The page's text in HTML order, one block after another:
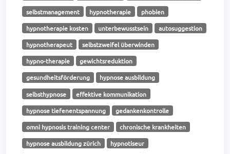
selbstmanagement hypnotherapie phobien
hypnotherapie kosten unterbewusstsein autosuggestion
hypnotherapeut selbstzweifel überwinden
hypno-therapie gewichtsreduktion
gesundheitsförderung hypnose ausbildung
selbsthypnose effektive kommunikation
hypnose tiefenentspannung gedankenkontrolle
omni hypnosis training center chronische krankheiten
hypnose ausbildung zürich hypnotiseur